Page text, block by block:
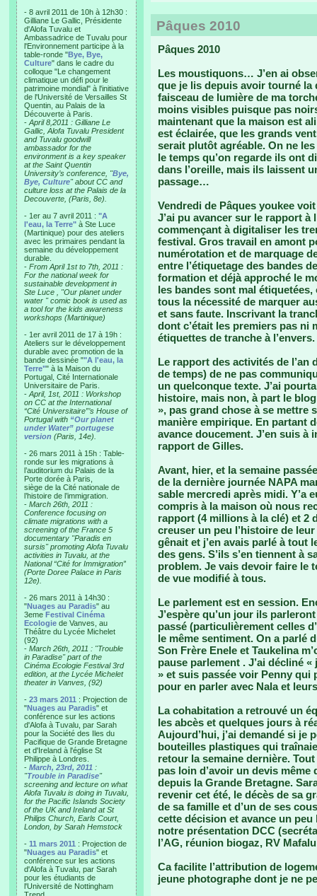
- 8 avril 2011 de 10h à 12h30 :
Gilliane Le Gallic, Présidente
d'Alofa Tuvalu et
Ambassadrice de Tuvalu pour
l'Environnement participe à la
table-ronde "Bye, Bye,
Culture" dans le cadre du
colloque "Le changement
climatique un défi pour le
patrimoine mondial" à l'initiative
de l'Université de Versailles St
Quentin, au Palais de la
Découverte à Paris.
- April 8,2011 : Gilliane Le
Gallic, Alofa Tuvalu President
and Tuvalu goodwill
ambassador for the
environment is a key speaker
at the Saint Quentin
University’s conference, "Bye,
Bye, Culture" about CC and
culture loss at the Palais de la
Decouverte, (Paris, 8e).
- 1er au 7 avril 2011 : "A
l'eau, la Terre" à Ste Luce
(Martinique) pour des ateliers
avec les primaires pendant la
semaine du développement
durable.
- From April 1st to 7th, 2011 :
For the national week for
sustainable development in
Ste Luce , "Our planet under
water " comic book is used as
a tool for the kids awareness
workshops (Martinique)
- 1er avril 2011 de 17 à 19h :
Ateliers sur le développement
durable avec promotion de la
bande dessinée ""A l'eau, la
Terre"" à la Maison du
Portugal, Cité Internationale
Universitaire de Paris.
- April, 1st, 2011 : Workshop
on CC at the International
“Cité Universitaire”’s House of
Portugal with “Our planet
under Water” portugese
version (Paris, 14e).
- 26 mars 2011 à 15h : Table-
ronde sur les migrations à
l’auditorium du Palais de la
Porte dorée à Paris,
siège de la Cité nationale de
l’histoire de l’immigration.
- March 26th, 2011 :
Conference focusing on
climate migrations with a
screening of the France 5
documentary "Paradis en
sursis" promoting Alofa Tuvalu
activities in Tuvalu, at the
National “Cité for Immigration”
(Porte Doree Palace in Paris
12e).
- 26 mars 2011 à 14h30 :
"Nuages au Paradis" au
3eme Festival Cinéma
Ecologie de Vanves, au
Théâtre du Lycée Michelet
(92)
- March 26th, 2011 : "Trouble
in Paradise" part of the
Cinéma Ecologie Festival 3rd
edition, at the Lycée Michelet
theater in Vanves, (92)
- 23 mars 2011 : Projection de
"Nuages au Paradis" et
conférence sur les actions
d'Alofa à Tuvalu, par Sarah
pour la Société des Iles du
Pacifique de Grande Bretagne
et d'Ireland à l'église St
Philippe à Londres.
- March, 23rd, 2011 :
"Trouble in Paradise"
screening and lecture on what
Alofa Tuvalu is doing in Tuvalu,
for the Pacific Islands Society
of the UK and Ireland at St
Philips Church, Earls Court,
London, by Sarah Hemstock
- 11 mars 2011 : Projection de
"Nuages au Paradis" et
conférence sur les actions
d'Alofa à Tuvalu, par Sarah
pour les étudiants de
l'Université de Nottingham
Pâques 2010
Pâques 2010
Les moustiquons… J’en ai
que je lis depuis avoir tourné
faisceau de lumière de ma
moins visibles puisque pas
maintenant que la maison est
est éclairée, que les grands
serait plutôt agréable. On ne
le temps qu’on regarde ils ont
dans l’oreille, mais ils laissent
passage…
Vendredi de Pâques youkee
J’ai pu avancer sur le rapport à
commençant à digitaliser les
festival. Gros travail en amont
numérotation et de marquage
entre l’étiquetage des bandes
formation et déjà approché le
les bandes sont mal
tous la nécessité de marquer
et sans faute. Inscrivant la
dont c’était les premiers pas ni
étiquettes de tranche à l’envers.
Le rapport des activités de
de temps) de ne pas
un quelconque texte. J’ai
histoire, mais non, à part le
», pas grand chose à se mettre
manière empirique. En partant
avance doucement. J’en suis
rapport de Gilles.
Avant, hier, et la semaine
de la dernière journée NAPA
sable mercredi après midi. Y’a
compris à la maison où nous
rapport (4 millions à la clé) et 2
creuser un peu l’histoire de
gênait et j’en avais parlé à tout
des gens. S’ils s’en tiennent à
problem. Je vais devoir faire le
de vue modifié à tous.
Le parlement est en session.
J’espère qu’un jour ils
passé (particulièrement celles
le même sentiment. On a parlé
Son Frère Enele et Taukelina
pause parlement . J’ai décliné
» et suis passée voir Penny qui
pour en parler avec Nala et
La cohabitation a retrouvé un
les abcès et quelques jours à
Aujourd’hui, j’ai demandé si je
bouteilles plastiques qui
retour la semaine dernière.
pas loin d’avoir un devis
depuis la Grande Bretagne.
revenir cet été, le décès de sa
de sa famille et d’un de ses
cette décision et avance un
notre présentation DCC
l’AG, réunion biogaz, RV
Ca facilite l’attribution de
jeune photographe dont je ne